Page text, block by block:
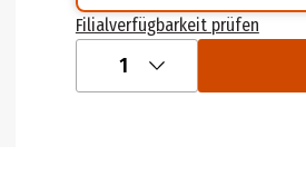
Filialverfügbarkeit prüfen
1